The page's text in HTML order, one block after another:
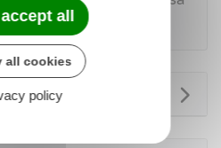
all
all cookies
policy